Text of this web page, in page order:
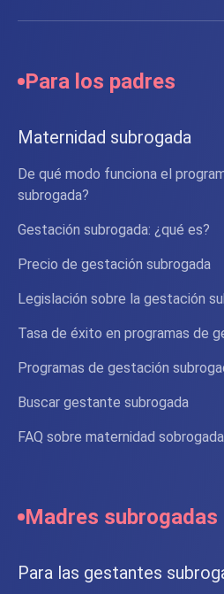
Para los padres
Maternidad subrogada
De qué modo funciona el
subrogada?
Gestación subrogada: ¿qué es?
Precio de gestación subrogada
Legislación sobre la gestación
Tasa de éxito en programas de
Programas de gestación
Buscar gestante subrogada
FAQ sobre maternidad sobrogada
Madres subrogadas
Para las gestantes